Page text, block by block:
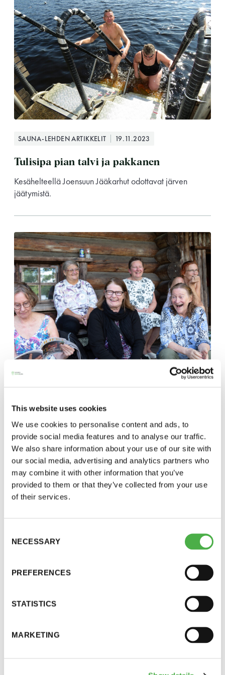
This website uses cookies
We use cookies to personalise content and ads, to
provide social media features and to analyse our traffic.
We also share information about your use of our site with
our social media, advertising and analytics partners who
may combine it with other information that you’ve
provided to them or that they’ve collected from your use
of their services.
Selection
NECESSARY
PREFERENCES
STATISTICS
MARKETING
Saunatalo on avoinna
myös helatorstaina
-Naisten päivät ovat maanantai ja
perjantai ja lauantai
-Kuukauden ensimmäinen lauantai on on
jaettu lauantai
Hinnasto
Vieras jäsenen seurassa
Jäsenen lapsi 7-18 v.
Lapsi alle 7 v.
ilmainen
11 saunomiskerran kortti
3kk kortti - M / N
275€ / 115€
SAUNA-LEHDEN ARTIKKELIT 19.11.2023
Tulisipa pian talvi ja pakkanen
Kesähelteellä Joensuun Jääkarhut odottavat järven
jäätymistä.
Saunaseura Saunasiskojen juhlalöylyt
Marskin saunassa
– Taas ollaan saunassa, jonne ei oltaisi muuten päästy!
Tähän lauseeseen kiteytyy saunaseura Saunasiskojen
toiminta.